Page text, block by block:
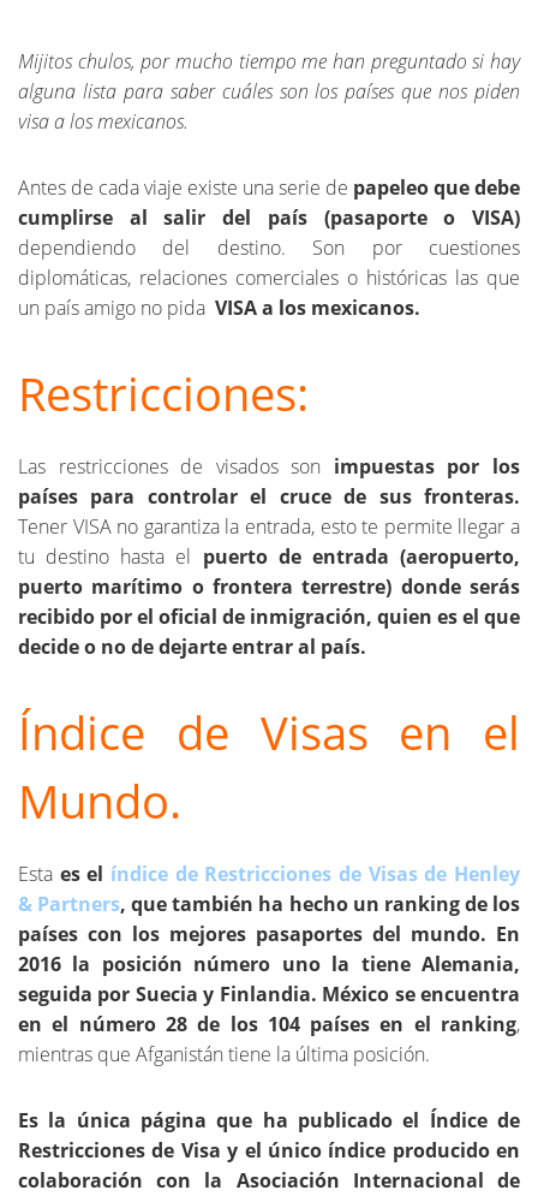
Mijitos chulos, por mucho tiempo me han preguntado si hay
alguna lista para saber cuáles son los países que nos piden
visa a los mexicanos.
Antes de cada viaje existe una serie de papeleo que debe
cumplirse al salir del país (pasaporte o VISA)
dependiendo del destino. Son por cuestiones
diplomáticas, relaciones comerciales o históricas las que
un país amigo no pida VISA a los mexicanos.
Restricciones:
Las restricciones de visados son impuestas por los
países para controlar el cruce de sus fronteras.
Tener VISA no garantiza la entrada, esto te permite llegar a
tu destino hasta el puerto de entrada (aeropuerto,
puerto marítimo o frontera terrestre) donde serás
recibido por el oficial de inmigración, quien es el que
decide o no de dejarte entrar al país.
Índice de Visas en el
Mundo.
Esta es el índice de Restricciones de Visas de Henley
& Partners, que también ha hecho un ranking de los
países con los mejores pasaportes del mundo. En
2016 la posición número uno la tiene Alemania,
seguida por Suecia y Finlandia. México se encuentra
en el número 28 de los 104 países en el ranking,
mientras que Afganistán tiene la última posición.
Es la única página que ha publicado el Índice de
Restricciones de Visa y el único índice producido en
colaboración con la Asociación Internacional de